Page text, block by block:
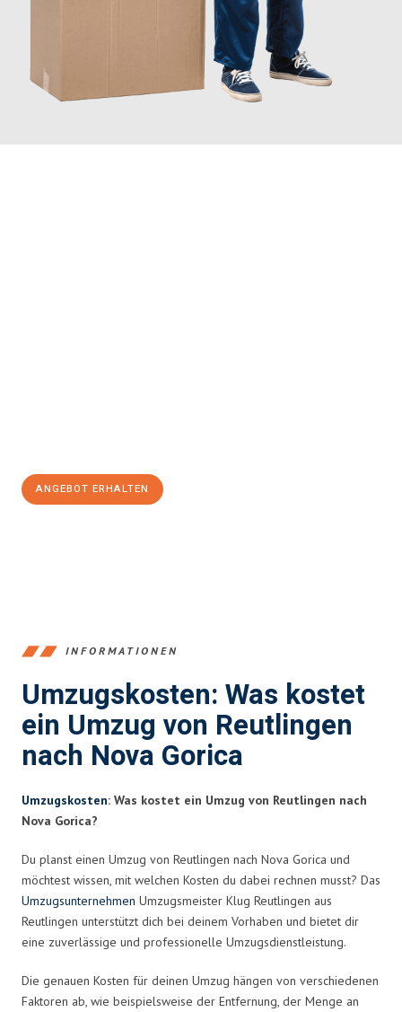
ANGEBOT ERHALTEN
INFORMATIONEN
Umzugskosten: Was kostet
ein Umzug von Reutlingen
nach Nova Gorica
Umzugskosten: Was kostet ein Umzug von Reutlingen nach
Nova Gorica?
Du planst einen Umzug von Reutlingen nach Nova Gorica und
möchtest wissen, mit welchen Kosten du dabei rechnen musst? Das
Umzugsunternehmen Umzugsmeister Klug Reutlingen aus
Reutlingen unterstützt dich bei deinem Vorhaben und bietet dir
eine zuverlässige und professionelle Umzugsdienstleistung.
Die genauen Kosten für deinen Umzug hängen von verschiedenen
Faktoren ab, wie beispielsweise der Entfernung, der Menge an